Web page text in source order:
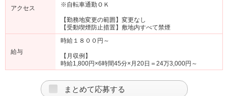
アクセス
※自転車通勤ＯＫ
【勤務地変更の範囲】変更なし
【受動喫煙防止措置】敷地内すべて禁煙
給与
時給１８００円～
【月収例】
時給1,800円×6時間45分×月20日＝24万3,000円～
まとめて応募する